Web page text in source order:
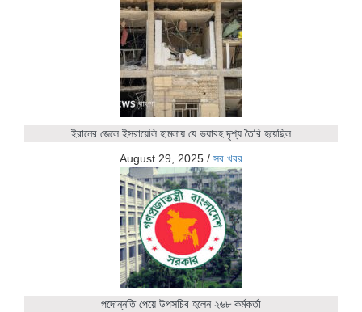
ইরানের জেলে ইসরায়েলি হামলায় যে ভয়াবহ দৃশ্য তৈরি হয়েছিল
August 29, 2025 / সব খবর
পদোন্নতি পেয়ে উপসচিব হলেন ২৬৮ কর্মকর্তা